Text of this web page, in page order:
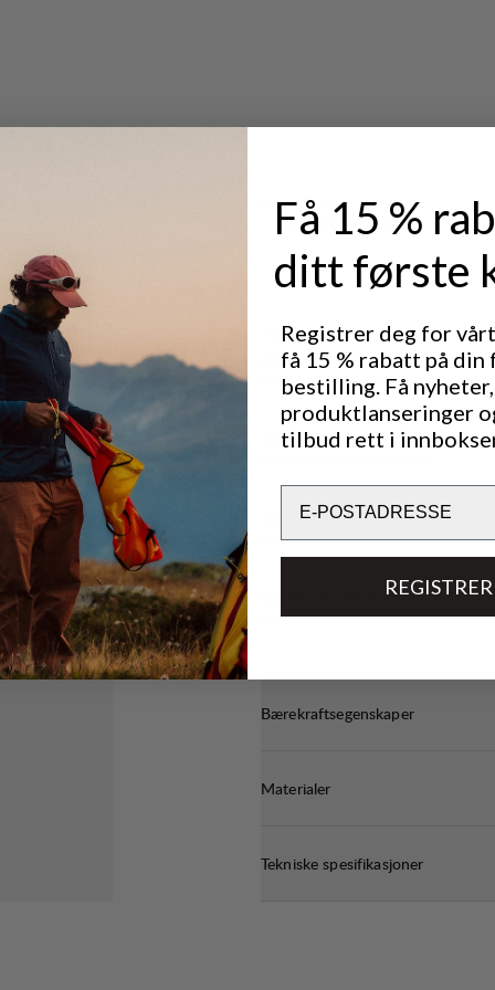
Utmerket for
OUTDOOR LIFE
Ytelse
BREATHABILITY 4/6
INSULATION 3/6
QUICK-DRY 6 /6
Bærekraftsegenskaper
Materialer
Tekniske spesifikasjoner
Få 15 %
ditt første
Registrer deg for
få 15 % rabatt på din
bestilling. Få nyheter,
produktlanseringer
tilbud rett i